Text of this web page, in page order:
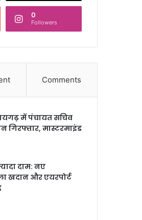
0
Followers
Comments
में पंचायत सचिव
गिरफ्तार, मास्टरमाइंड
दाम: नए
खदान और एयरपोर्ट